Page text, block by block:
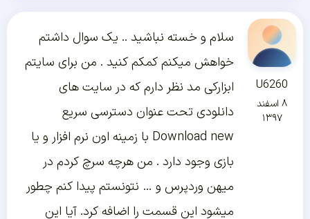
U6260
۸ اسفند
۱۳۹۷
سلام و خسته نباشید .. یک سوال داشتم
خواهش میکنم کمکم کنید . من برای سایتم
ابزارکی مد نظر دارم که در سایت های
دانلودی تحت عنوان دسترسی سریع
Download new با زمینه اون نرم افزار و یا
بازی وجود دارد . من هرچه سرچ کردم در
میهن وردپرس و … نتونستم پیدا کنم چطور
میشود این قسمت را اضافه کرد. آیا این